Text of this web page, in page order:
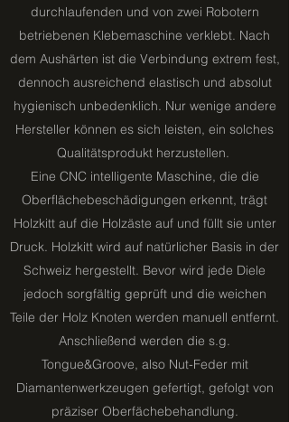
durchlaufenden und von zwei Robotern
betriebenen Klebemaschine verklebt. Nach
dem Aushärten ist die Verbindung extrem fest,
dennoch ausreichend elastisch und absolut
hygienisch unbedenklich. Nur wenige andere
Hersteller können es sich leisten, ein solches
Qualitätsprodukt herzustellen.
Eine CNC intelligente Maschine, die die
Oberflächebeschädigungen erkennt, trägt
Holzkitt auf die Holzäste auf und füllt sie unter
Druck. Holzkitt wird auf natürlicher Basis in der
Schweiz hergestellt. Bevor wird jede Diele
jedoch sorgfältig geprüft und die weichen
Teile der Holz Knoten werden manuell entfernt.
Anschließend werden die s.g.
Tongue&Groove, also Nut-Feder mit
Diamantenwerkzeugen gefertigt, gefolgt von
präziser Oberfächebehandlung.